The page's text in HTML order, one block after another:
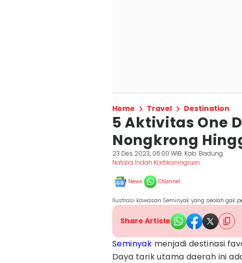
Home Travel Destination
5 Aktivitas One
Nongkrong
23 Des 2023, 06:00 WIB Kab. Badung
Natalia Indah Kartikaningrum
News Channel
Ilustrasi kawasan Seminyak yang seolah gak
Share Article
Seminyak menjadi destinasi
Daya tarik utama daerah ini